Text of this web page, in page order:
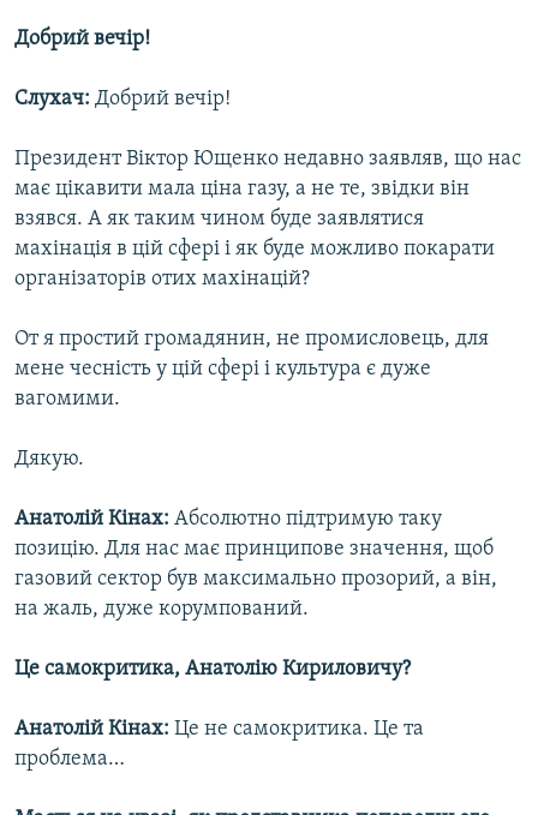
Добрий вечір!
Слухач: Добрий вечір!
Президент Віктор Ющенко недавно заявляв, що нас
має цікавити мала ціна газу, а не те, звідки він
взявся. А як таким чином буде заявлятися
махінація в цій сфері і як буде можливо покарати
організаторів отих махінацій?
От я простий громадянин, не промисловець, для
мене чесність у цій сфері і культура є дуже
вагомими.
Дякую.
Анатолій Кінах: Абсолютно підтримую таку
позицію. Для нас має принципове значення, щоб
газовий сектор був максимально прозорий, а він,
на жаль, дуже корумпований.
Це самокритика, Анатолію Кириловичу?
Анатолій Кінах: Це не самокритика. Це та
проблема…